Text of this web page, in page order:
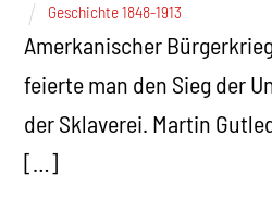
Geschichte 1848-1913
Amerkanischer
feierte man den Sieg der
der Sklaverei. Martin
[…]